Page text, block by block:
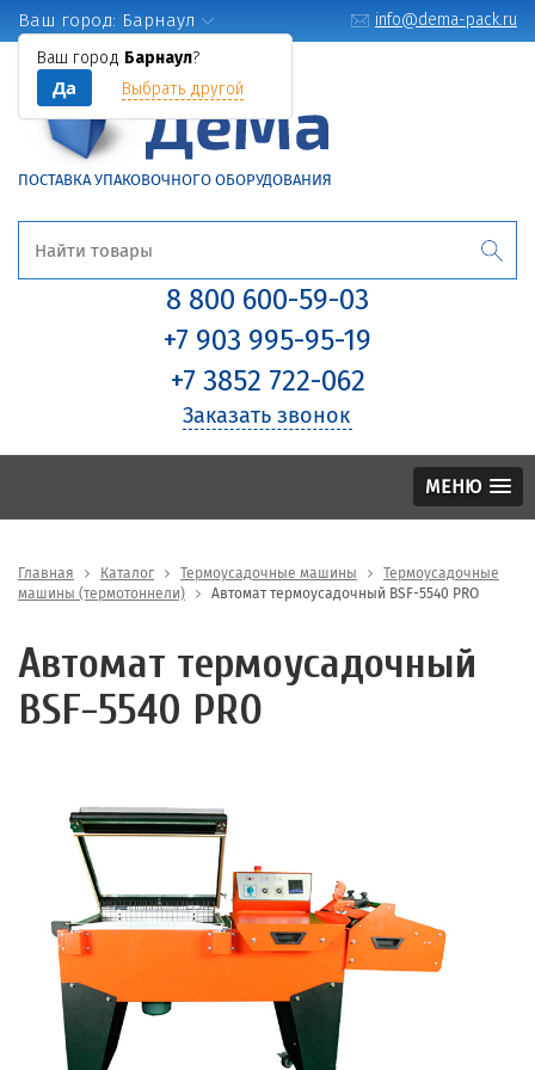
Ваш город: Барнаул
Ваш город Барнаул?
Да Выбрать другой
info@dema-pack.ru
ПОСТАВКА УПАКОВОЧНОГО ОБОРУДОВАНИЯ
8 800 600-59-03
+7 903 995-95-19
+7 3852 722-062
Заказать звонок
МЕНЮ
Главная Каталог Термоусадочные машины
Термоусадочные
машины (термотоннели)
Автомат термоусадочный BSF-5540 PRO
Автомат термоусадочный
BSF-5540 PRO